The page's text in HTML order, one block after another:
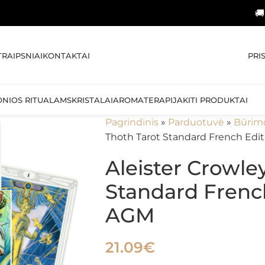
🚚
KONTAKTAI
RITUALAMSKRISTALAIAROMATERAPIJAKITI PRODUKTAI
Pagrindinis» Parduotuvė »
Thoth Tarot Standard French
Aleister
Standard
AGM
21.09€